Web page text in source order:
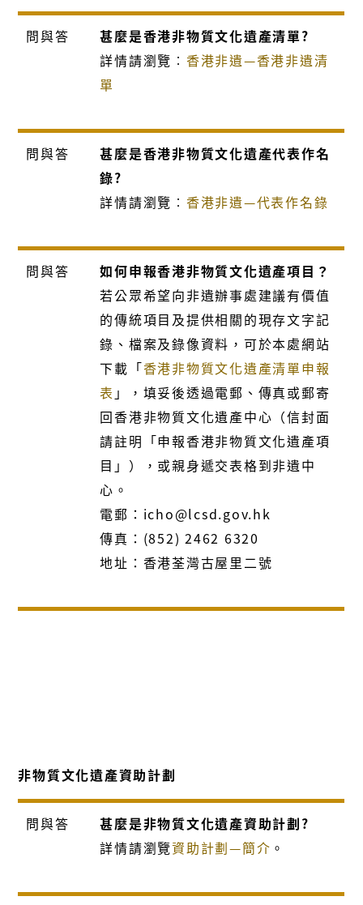
問與答
甚麼是香港非物質文化遺產清單?
詳情請瀏覽︰ 香港非遺—香港非遺清
單
問與答
甚麼是香港非物質文化遺產代表作名
錄?
詳情請瀏覽︰ 香港非遺—代表作名錄
問與答
如何申報香港非物質文化遺產項目？
若公眾希望向非遺辦事處建議有價值
的傳統項目及提供相關的現存文字記
錄、檔案及錄像資料，可於本處網站
下載「香港非物質文化遺產清單申報
表 」，填妥後透過電郵、傳真或郵寄
回香港非物質文化遺產中心（信封面
請註明「申報香港非物質文化遺產項
目」），或親身遞交表格到非遺中
心。
電郵：icho@lcsd.gov.hk
傳真：(852) 2462 6320
地址：香港荃灣古屋里二號
非物質文化遺產資助計劃
問與答
甚麼是非物質文化遺產資助計劃?
詳情請瀏覽資助計劃—簡介 。